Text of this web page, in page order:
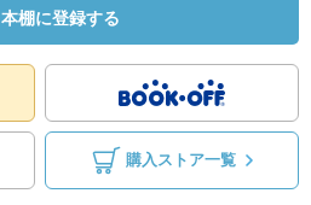
本棚に登録する
購入ストア一覧